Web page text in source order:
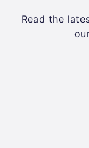
Read the